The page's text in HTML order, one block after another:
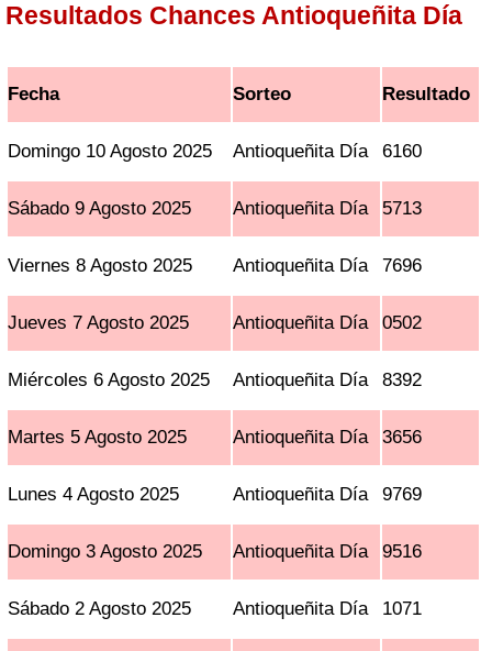
Resultados Chances Antioqueñita Día
Fecha Sorteo Resultado
Domingo 10 Agosto 2025 Antioqueñita Día 6160
Sábado 9 Agosto 2025 Antioqueñita Día 5713
Viernes 8 Agosto 2025 Antioqueñita Día 7696
Jueves 7 Agosto 2025 Antioqueñita Día 0502
Miércoles 6 Agosto 2025 Antioqueñita Día 8392
Martes 5 Agosto 2025 Antioqueñita Día 3656
Lunes 4 Agosto 2025 Antioqueñita Día 9769
Domingo 3 Agosto 2025 Antioqueñita Día 9516
Sábado 2 Agosto 2025 Antioqueñita Día 1071